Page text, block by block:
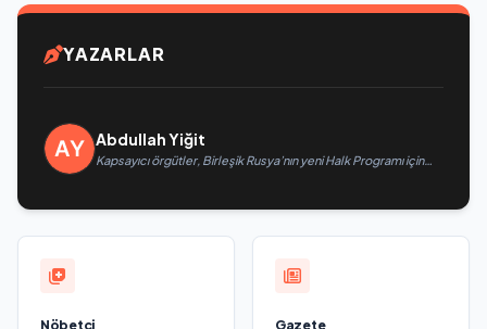
YAZARLAR
Abdullah Yiğit
Kapsayıcı örgütler, Birleşik Rusya’nın yeni Halk Programı için
Nöbetçi
Gazete